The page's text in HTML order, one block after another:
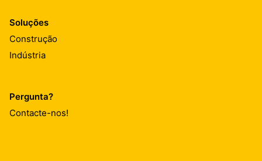
Soluções
Construção
Indústria
Pergunta?
Contacte-nos!